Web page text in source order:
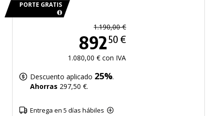
PORTE GRATIS
1.190,00 €
89250 €
1.080,00 € con IVA
Descuento aplicado 25%.
Ahorras 297,50 €.
Entrega en 5 días hábiles